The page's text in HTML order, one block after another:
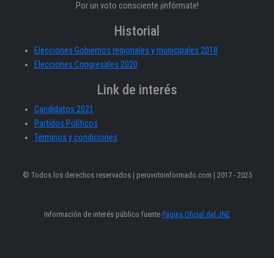
Por un voto consciente ¡infórmate!
Historial
Elecciones Gobiernos regionales y municipales 2018
Elecciones Congresales 2020
Link de interés
Candidatos 2021
Partidos Políticos
Términos y condiciones
© Todos los derechos reservados | peruvotoinformado.com | 2017 - 2025
Información de interés público fuente Página Oficial del JNE